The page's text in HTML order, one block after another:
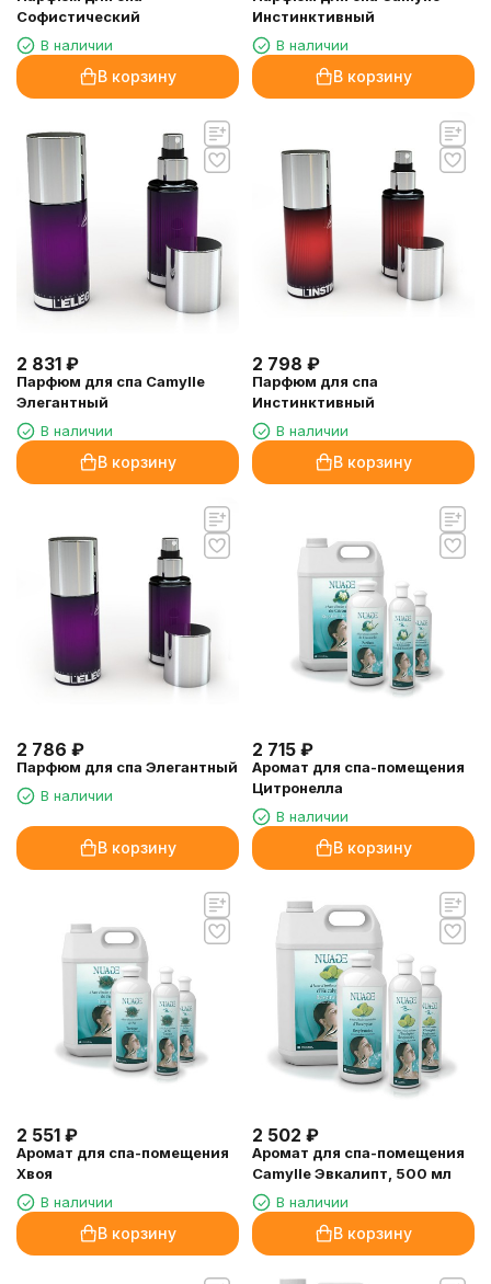
Софистический
В наличии
В корзину
Инстинктивный
В наличии
В корзину
2 831 ₽
Парфюм для спа Camylle
Элегантный
В наличии
В корзину
2 798 ₽
Парфюм для спа
Инстинктивный
В наличии
В корзину
2 786 ₽
Парфюм для спа Элегантный
В наличии
В корзину
2 715 ₽
Аромат для спа-помещения
Цитронелла
В наличии
В корзину
2 551 ₽
Аромат для спа-помещения
Хвоя
В наличии
В корзину
2 502 ₽
Аромат для спа-помещения
Camylle Эвкалипт, 500 мл
В наличии
В корзину